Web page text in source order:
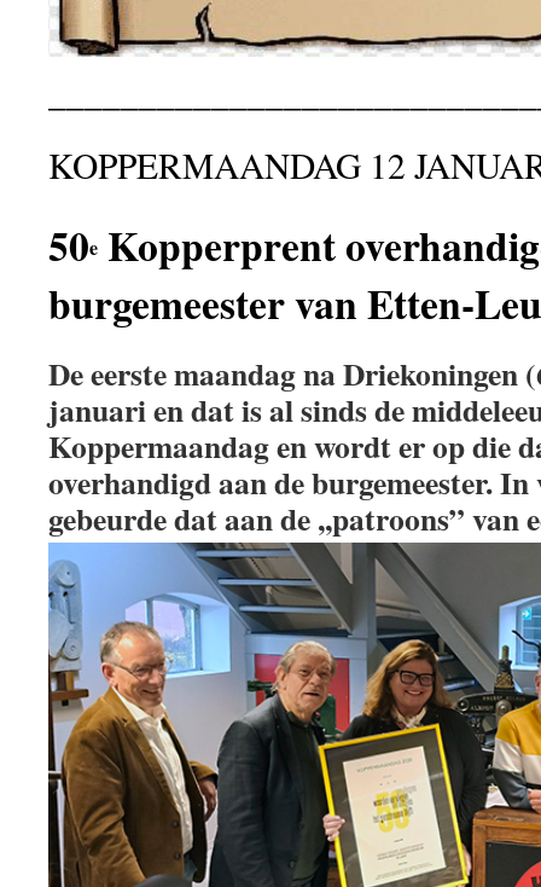
KOPPERMAANDAG 12
50e Kopperprent
burgemeester van Etten-
De eerste maandag na Driekoningen
januari en dat is al sinds de
Koppermaandag en wordt er op die
overhandigd aan de burgemeester.
gebeurde dat aan de ,,patroons” van